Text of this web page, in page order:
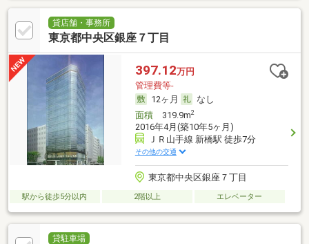
貸店舗・事務所
東京都中央区銀座７丁目
397.12万円
管理費等-
12ヶ月
なし
面積319.9m2
2016年4月(築10年5ヶ月)
ＪＲ山手線 新橋駅 徒歩7分
その他の交通
東京都中央区銀座７丁目
駅から徒歩5分以内 2階以上 エレベーター
貸駐車場